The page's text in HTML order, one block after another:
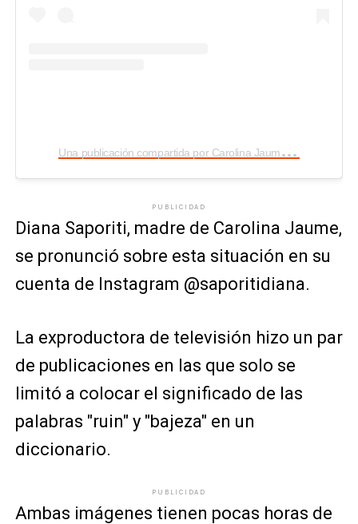
U
na publicación compartida por Carolina Jaume (@carolinajaume)
PUBLICIDAD
Diana Saporiti, madre de Carolina Jaume,
se pronunció sobre esta situación en su
cuenta de Instagram @saporitidiana.
La exproductora de televisión hizo un par
de publicaciones en las que solo se
limitó a colocar el significado de las
palabras "ruin" y "bajeza" en un
diccionario.
PUBLICIDAD
Ambas imágenes tienen pocas horas de